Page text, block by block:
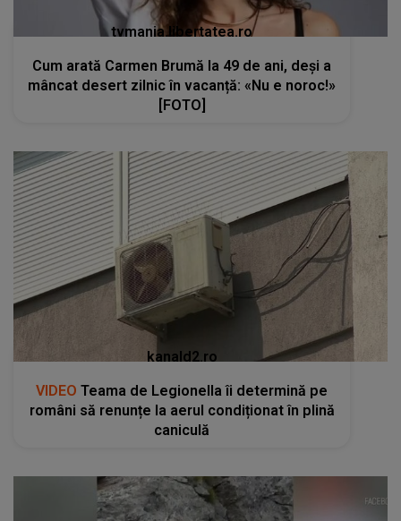
tvmania.libertatea.ro
Cum arată Carmen Brumă la 49 de ani, deși a
mâncat desert zilnic în vacanță: «Nu e noroc!»
[FOTO]
kanald2.ro
VIDEO Teama de Legionella îi determină pe
români să renunțe la aerul condiționat în plină
caniculă